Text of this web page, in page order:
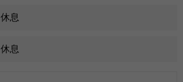
休息
休息